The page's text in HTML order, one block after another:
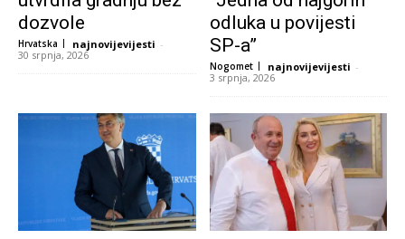
dozvole
Hrvatska najnovijevijesti -
30 srpnja, 2026
odluka u povijesti
SP-a”
Nogomet najnovijevijesti -
3 srpnja, 2026